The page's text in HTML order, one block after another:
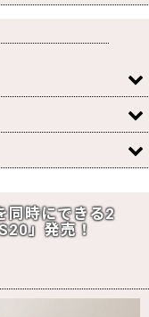
同時にできる2
」発売！